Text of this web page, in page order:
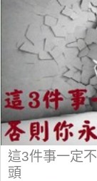
這3件事一定
頭